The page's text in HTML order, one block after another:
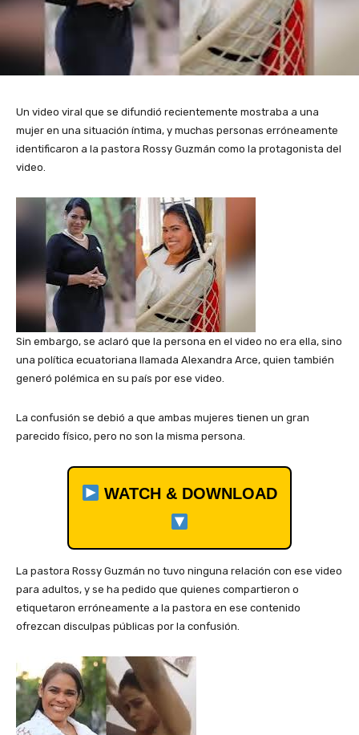
Un video viral que se difundió recientemente mostraba a una
mujer en una situación íntima, y muchas personas erróneamente
identificaron a la pastora Rossy Guzmán como la protagonista del
video.
Sin embargo, se aclaró que la persona en el video no era ella, sino
una política ecuatoriana llamada Alexandra Arce, quien también
generó polémica en su país por ese video.
La confusión se debió a que ambas mujeres tienen un gran
parecido físico, pero no son la misma persona.
WATCH & DOWNLOAD
La pastora Rossy Guzmán no tuvo ninguna relación con ese video
para adultos, y se ha pedido que quienes compartieron o
etiquetaron erróneamente a la pastora en ese contenido
ofrezcan disculpas públicas por la confusión.